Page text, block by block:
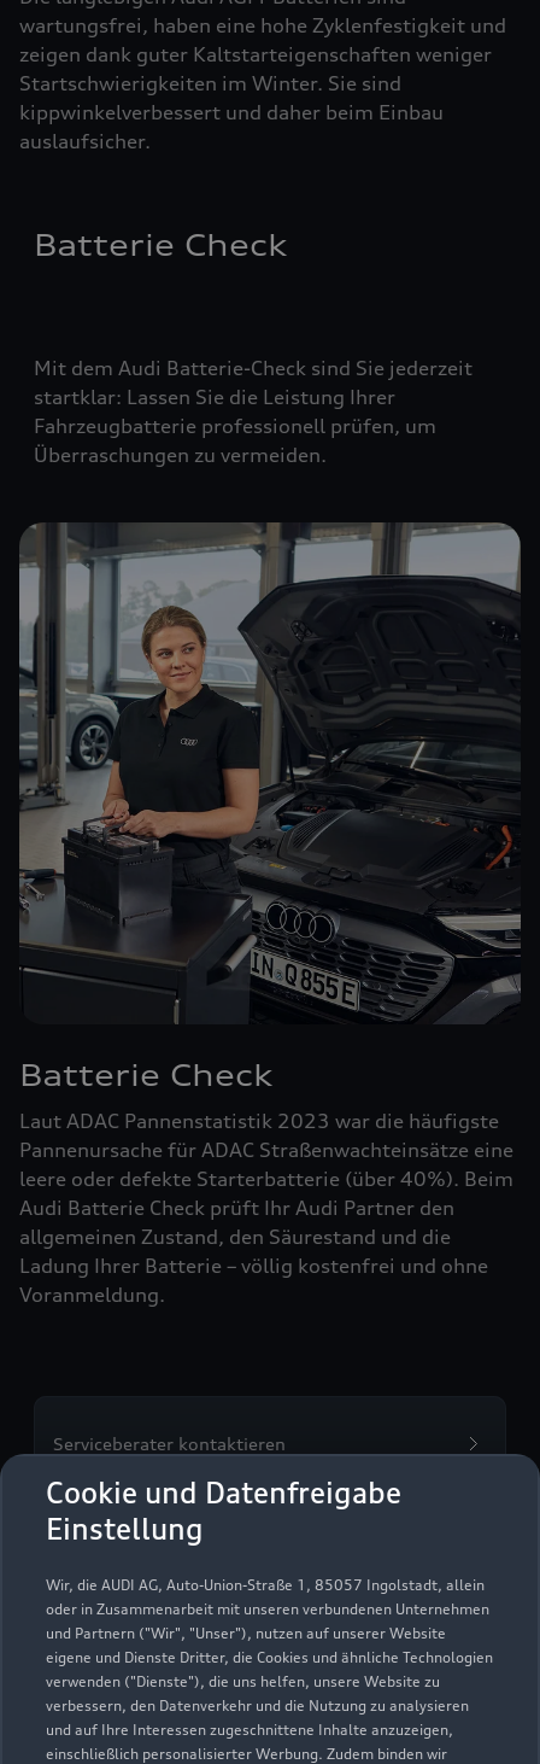
Cookie und Datenfreigabe
Einstellung
Wir, die AUDI AG, Auto-Union-Straße 1, 85057 Ingolstadt, allein
oder in Zusammenarbeit mit unseren verbundenen Unternehmen
und Partnern ("Wir", "Unser"), nutzen auf unserer Website
eigene und Dienste Dritter, die Cookies und ähnliche Technologien
verwenden ("Dienste"), die uns helfen, unsere Website zu
verbessern, den Datenverkehr und die Nutzung zu analysieren
und auf Ihre Interessen zugeschnittene Inhalte anzuzeigen,
einschließlich personalisierter Werbung. Zudem binden wir
wartungsfrei, haben eine hohe Zyklenfestigkeit und
zeigen dank guter Kaltstarteigenschaften weniger
Startschwierigkeiten im Winter. Sie sind
kippwinkelverbessert und daher beim Einbau
auslaufsicher.
Batterie Check
Mit dem Audi Batterie-Check sind Sie jederzeit
startklar: Lassen Sie die Leistung Ihrer
Fahrzeugbatterie professionell prüfen, um
Überraschungen zu vermeiden.
Batterie Check
Laut ADAC Pannenstatistik 2023 war die häufigste
Pannenursache für ADAC Straßenwachteinsätze eine
leere oder defekte Starterbatterie (über 40%). Beim
Audi Batterie Check prüft Ihr Audi Partner den
allgemeinen Zustand, den Säurestand und die
Ladung Ihrer Batterie – völlig kostenfrei und ohne
Voranmeldung.
Serviceberater kontaktieren
Autohaus Baumer
Abensberg GmbH & Co. KG